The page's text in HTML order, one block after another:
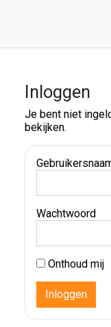
Inloggen
Je bent niet
bekijken.
Wachtwoord
Onthoud mij